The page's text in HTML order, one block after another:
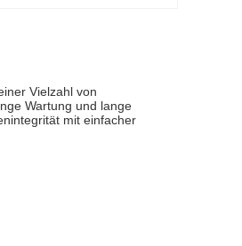
Vielzahl von
Wartung und lange
mit einfacher